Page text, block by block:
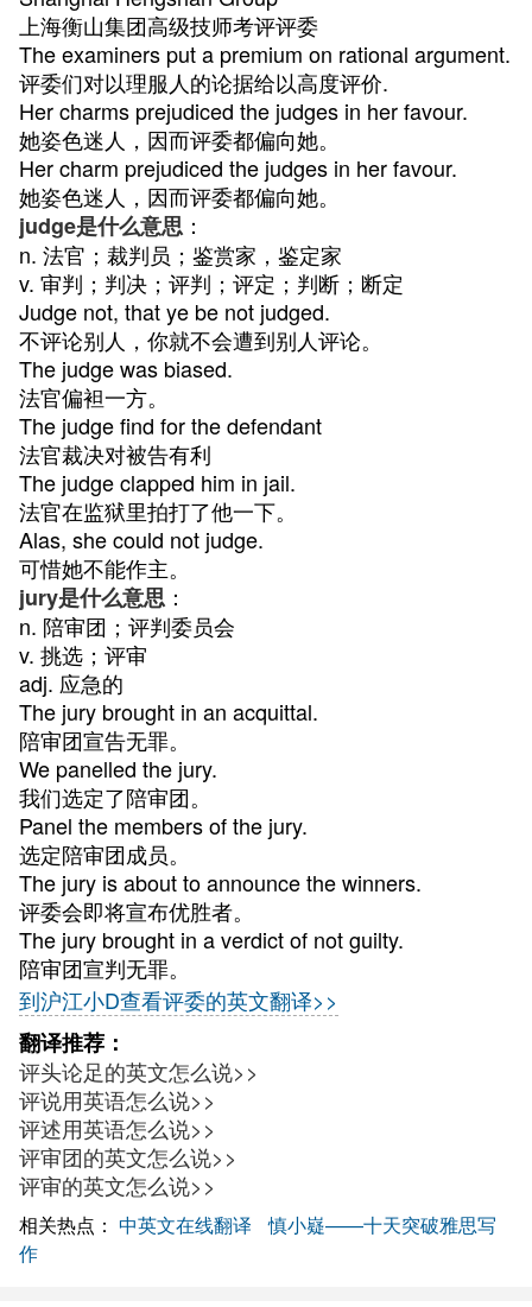
上海衡山集团高级技师考评评委
The examiners put a premium on rational argument.
评委们对以理服人的论据给以高度评价.
Her charms prejudiced the judges in her favour.
她姿色迷人，因而评委都偏向她。
Her charm prejudiced the judges in her favour.
她姿色迷人，因而评委都偏向她。
judge是什么意思 ：
n. 法官；裁判员；鉴赏家，鉴定家
v. 审判；判决；评判；评定；判断；断定
Judge not, that ye be not judged.
不评论别人，你就不会遭到别人评论。
The judge was biased.
法官偏袒一方。
The judge find for the defendant
法官裁决对被告有利
The judge clapped him in jail.
法官在监狱里拍打了他一下。
Alas, she could not judge.
可惜她不能作主。
jury是什么意思 ：
n. 陪审团；评判委员会
v. 挑选；评审
adj. 应急的
The jury brought in an acquittal.
陪审团宣告无罪。
We panelled the jury.
我们选定了陪审团。
Panel the members of the jury.
选定陪审团成员。
The jury is about to announce the winners.
评委会即将宣布优胜者。
The jury brought in a verdict of not guilty.
陪审团宣判无罪。
到沪江小D查看评委的英文翻译>>
翻译推荐：
评头论足的英文怎么说>>
评说用英语怎么说>>
评述用英语怎么说>>
评审团的英文怎么说>>
评审的英文怎么说>>
相关热点： 中英文在线翻译
慎小嶷——十天突破雅思写
作